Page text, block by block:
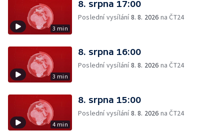
3 min
8. srpna 17:00
Poslední vysílání8. 8. 2026 na ČT24
3 min
8. srpna 16:00
Poslední vysílání8. 8. 2026 na ČT24
4 min
8. srpna 15:00
Poslední vysílání8. 8. 2026 na ČT24